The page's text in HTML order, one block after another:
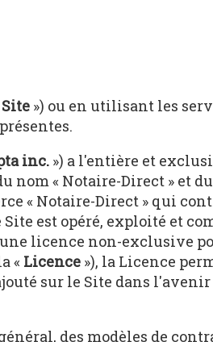
») ou en utilisant les
inc. ») a l'entière et
« Notaire-Direct » et
« Notaire-Direct » qui
Site est opéré, exploité et
licence non-exclusive
« Licence »), la Licence
sur le Site dans
des modèles de